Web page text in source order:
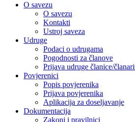
O savezu
O savezu
Kontakti
Ustroj saveza
Udruge
Podaci o udrugama
Pogodnosti za članove
Prijava udruge članice/
Povjerenici
Popis povjerenika
Prijava povjerenika
Aplikacija za doseljavanje
Dokumentacija
Zakoni i pravilnici